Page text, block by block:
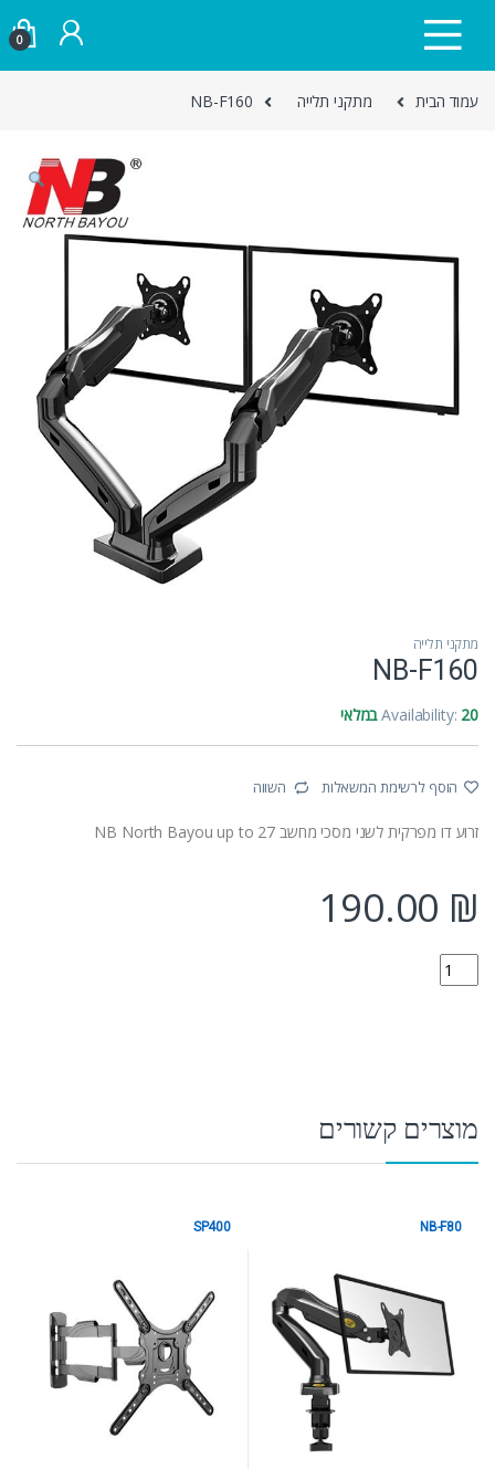
0
עמוד הבית מתקני תלייה NB-F160
מתקני תלייה
NB-F160
Availability: 20 במלאי
הוסף לרשימת המשאלות השווה
זרוע דו מפרקית לשני מסכי מחשב NB North Bayou up to 27
190.00 ₪
NB-F160 quantity
מוצרים קשורים
NB-F80
SP400